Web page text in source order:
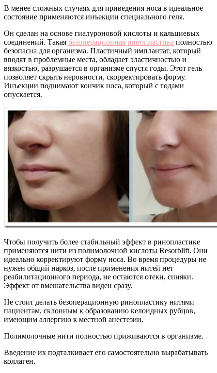
В менее сложных случаях для приведения носа в идеальное
состояние применяются инъекции специального геля.
Он сделан на основе гиалуроновой кислоты и кальциевых
соединений. Такая безоперационная ринопластика полностью
безопасна для организма. Пластичный имплантат, который
вводят в проблемные места, обладает эластичностью и
вязкостью, разрушается в организме спустя годы. Этот гель
позволяет скрыть неровности, скорректировать форму.
Инъекции поднимают кончик носа, который с годами
опускается.
Чтобы получить более стабильный эффект в ринопластике
применяются нити из полимолочной кислоты Resorblift. Они
идеально корректируют форму носа. Во время процедуры не
нужен общий наркоз, после применения нитей нет
реабилитационного периода, не остаются отеки, синяки.
Эффект от вмешательства виден сразу.
Не стоит делать безоперационную ринопластику нитями
пациентам, склонным к образованию келоидных рубцов,
имеющим аллергию к местной анестезии.
Полимолочные нити полностью приживаются в организме.
Введение их подталкивает его самостоятельно вырабатывать
коллаген.